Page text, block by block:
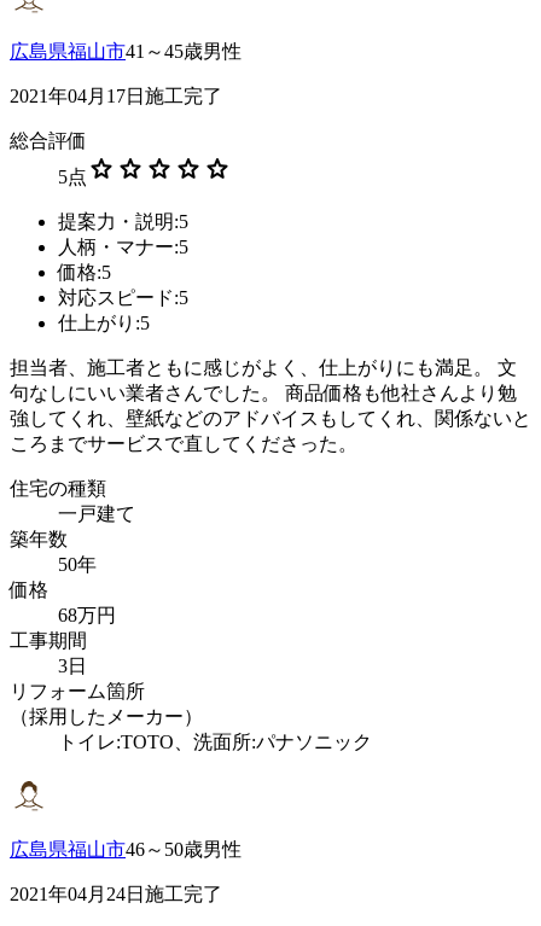
広島県福山市41～45歳男性
2021年04月17日施工完了
総合評価
5点 star star star star star
提案力・説明:5
人柄・マナー:5
価格:5
対応スピード:5
仕上がり:5
担当者、施工者ともに感じがよく、仕上がりにも満足。 文
句なしにいい業者さんでした。 商品価格も他社さんより勉
強してくれ、壁紙などのアドバイスもしてくれ、関係ないと
ころまでサービスで直してくださった。
住宅の種類
一戸建て
築年数
50年
価格
68万円
工事期間
3日
リフォーム箇所
（採用したメーカー）
トイレ:TOTO、洗面所:パナソニック
広島県福山市46～50歳男性
2021年04月24日施工完了